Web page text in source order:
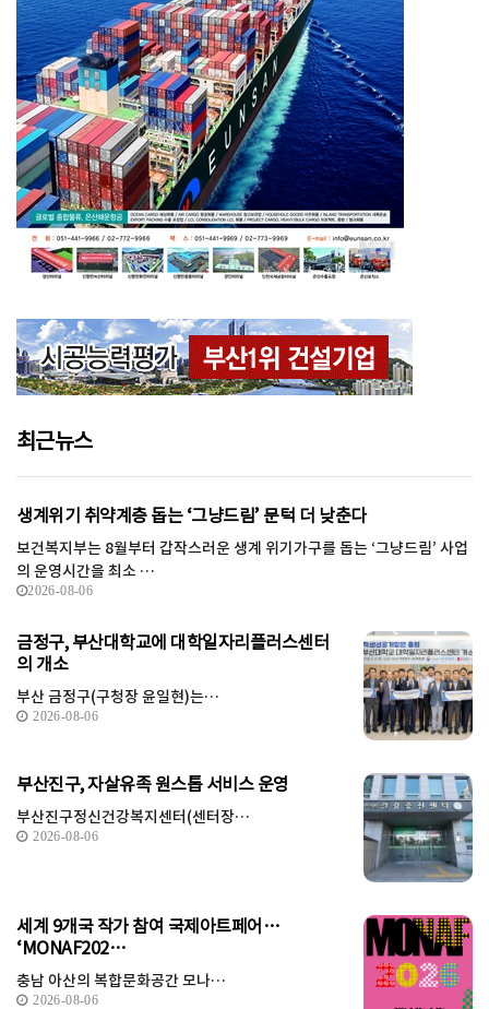
최근뉴스
생계위기 취약계층 돕는 ‘그냥드림’ 문턱 더 낮춘다
보건복지부는 8월부터 갑작스러운 생계 위기가구를 돕는 ‘그냥드림’ 사업
의 운영시간을 최소 …
2026-08-06
금정구, 부산대학교에 대학일자리플러스센터
의 개소
부산 금정구(구청장 윤일현)는…
2026-08-06
부산진구, 자살유족 원스톱 서비스 운영
부산진구정신건강복지센터(센터장…
2026-08-06
세계 9개국 작가 참여 국제아트페어…
‘MONAF202…
충남 아산의 복합문화공간 모나…
2026-08-06